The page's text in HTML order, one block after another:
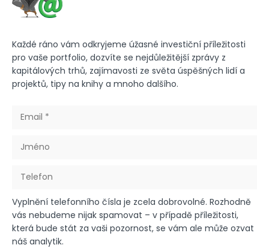
Každé ráno vám odkryjeme úžasné investiční příležitosti
pro vaše portfolio, dozvíte se nejdůležitější zprávy z
kapitálových trhů, zajímavosti ze světa úspěšných lidí a
projektů, tipy na knihy a mnoho dalšího.
Vyplnění telefonního čísla je zcela dobrovolné. Rozhodně
vás nebudeme nijak spamovat – v případě příležitosti,
která bude stát za vaši pozornost, se vám ale může ozvat
náš analytik.